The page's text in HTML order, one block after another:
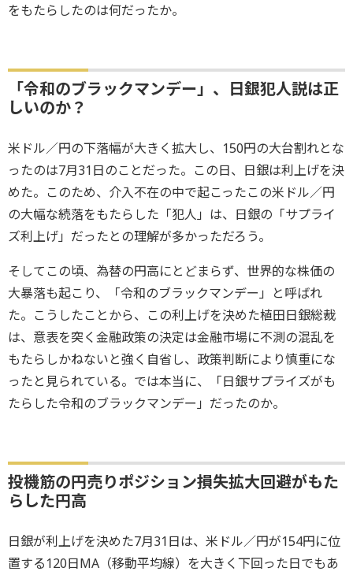
をもたらしたのは何だったか。
「令和のブラックマンデー」、日銀犯人説は正
しいのか？
米ドル／円の下落幅が大きく拡大し、150円の大台割れとな
ったのは7月31日のことだった。この日、日銀は利上げを決
めた。このため、介入不在の中で起こったこの米ドル／円
の大幅な続落をもたらした「犯人」は、日銀の「サプライ
ズ利上げ」だったとの理解が多かっただろう。
そしてこの頃、為替の円高にとどまらず、世界的な株価の
大暴落も起こり、「令和のブラックマンデー」と呼ばれ
た。こうしたことから、この利上げを決めた植田日銀総裁
は、意表を突く金融政策の決定は金融市場に不測の混乱を
もたらしかねないと強く自省し、政策判断により慎重にな
ったと見られている。では本当に、「日銀サプライズがも
たらした令和のブラックマンデー」だったのか。
投機筋の円売りポジション損失拡大回避がもた
らした円高
日銀が利上げを決めた7月31日は、米ドル／円が154円に位
置する120日MA（移動平均線）を大きく下回った日でもあ